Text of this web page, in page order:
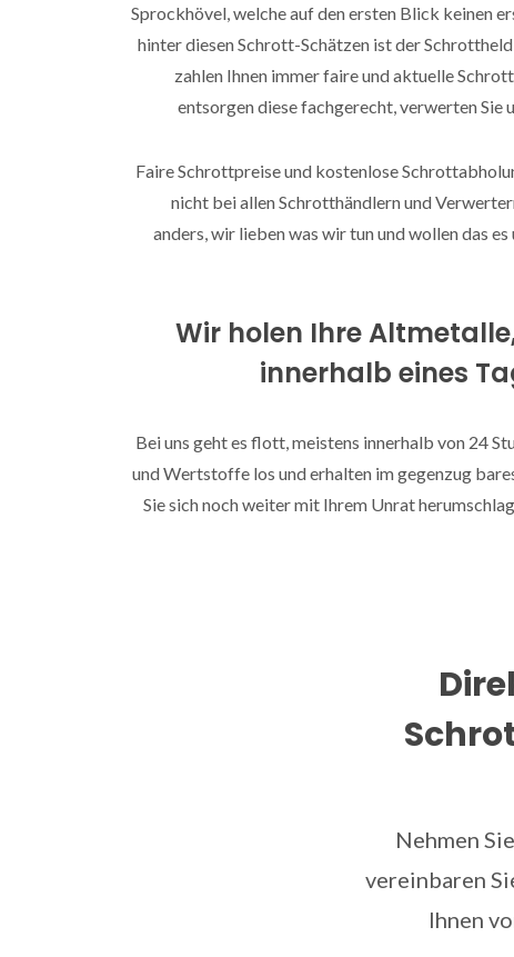
Sprockhövel, welche auf den ersten Blick keinen
hinter diesen Schrott-Schätzen ist der
zahlen Ihnen immer faire und aktuelle
entsorgen diese fachgerecht, verwerten Sie
Faire Schrottpreise und kostenlose
nicht bei allen Schrotthändlern und
anders, wir lieben was wir tun und wollen das
Wir holen Ihre
innerhalb eines
Bei uns geht es flott, meistens innerhalb von 24
und Wertstoffe los und erhalten im gegenzug
Sie sich noch weiter mit Ihrem Unrat
Nehmen
vereinbaren
Ihnen